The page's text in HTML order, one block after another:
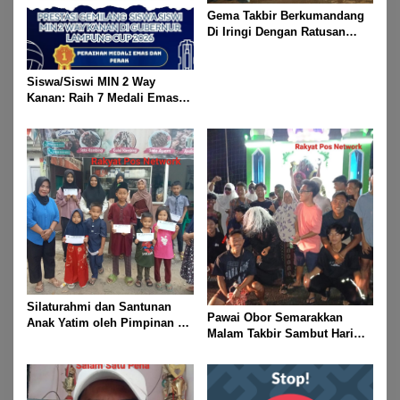
Siswa/Siswi MIN 2 Way
Kanan: Raih 7 Medali Emas
Gubernur Lampung Cup 2
Taekwondo Championship
2026
Gema Takbir Berkumandang
Di Iringi Dengan Ratusan
Silaturahmi dan Santunan
Anak Yatim oleh Pimpinan PT
Pawai Obor Semarakkan
Malam Takbir Sambut Hari
M, Di Kampung Simpang
Asam, Kecamatan Banjit